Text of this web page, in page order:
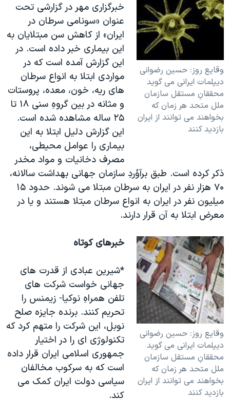
وقايع روز: حسين رضوانی
ديپلمات ايرانی می گويد
محققانِ مستقل سازمان
ملل متحد هر زمان که
بخواهند می توانند از ايران
بازديد کنند
خبرگزاری مهر در گزارشی تحت
عنوان «سونامی سرطان در
ايران» از کاهش سن مبتلايان به
اين بيماری خبر داده است. در
اين گزارش آمده است که در
مواردی ابتلا به انواع سرطان
های ريه، خون، معده، پروستات
و مثانه در بين گروهِ سنی ۱۸ تا
۲۵ ساله مشاهده شده است.
اين گزارش دليل ابتلا به اين
بيماری را عوامل محيطی،
مصرف دخانيات و مواد مخدر
ذکر کرده است. طبق برآوُردِ سازمان جهانی بهداشت سالانه،
۷۰ هزار نفر در ايران به سرطان مبتلا می شوند. حدود ۱۵
ميليون نفر در ايران به انواع سرطان مبتلا هستند و يا در
معرض ابتلا به آن قرار دارند.
وقايع روز: حسين رضوانی
ديپلمات ايرانی می گويد
محققانِ مستقل سازمان
ملل متحد هر زمان که
بخواهند می توانند از ايران
بازديد کنند
خبرهای کوتاه
*شيرين عبادی از قدرت های
جهانی خواست شرکت های
تلفن همراهِ نوکيا- زيمنس را
تحريم کنند. برنده جايزه صلح
نوبل، اين شرکت را متهم کرد که
تکنولوژی ای را در اختيار
جمهوری اسلامی ايران قرار داده
است که به سرکوب مخالفان
سياسی دولت ايران کمک می
کند.